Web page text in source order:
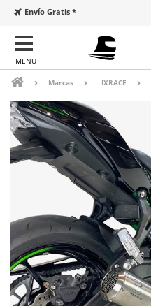
Envío Gratis *
Marcas IXRACE